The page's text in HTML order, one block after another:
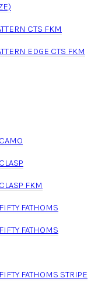
CTS FKM
EDGE CTS FKM
FKM
FATHOMS
FATHOMS
FATHOMS STRIPE